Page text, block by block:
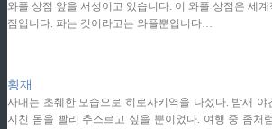
와플 상점 앞을 서성이고 있습니다. 이 와플 상점은 세
점입니다. 파는 것이라고는 와플뿐입니다…
횡재
사내는 초췌한 모습으로 히로사키역을 나섰다. 밤새
지친 몸을 빨리 추스르고 싶을 뿐이었다. 여행 중 좀처